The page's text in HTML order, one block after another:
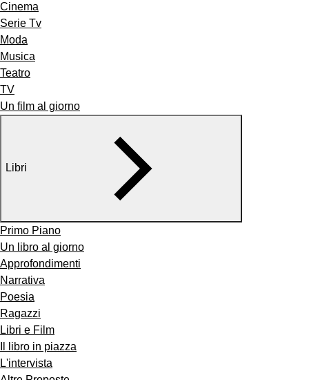
Cinema
Serie Tv
Moda
Musica
Teatro
TV
Un film al giorno
Libri
Primo Piano
Un libro al giorno
Approfondimenti
Narrativa
Poesia
Ragazzi
Libri e Film
Il libro in piazza
L'intervista